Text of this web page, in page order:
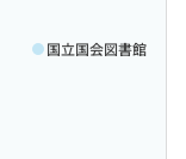
国立国会図書館